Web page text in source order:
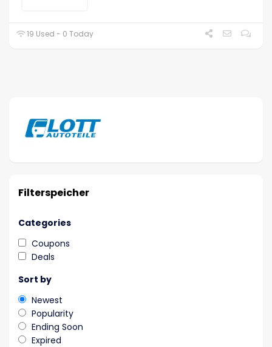
19 Used - 0 Today
Filterspeicher
Categories
Coupons
Deals
Sort by
Newest
Popularity
Ending Soon
Expired